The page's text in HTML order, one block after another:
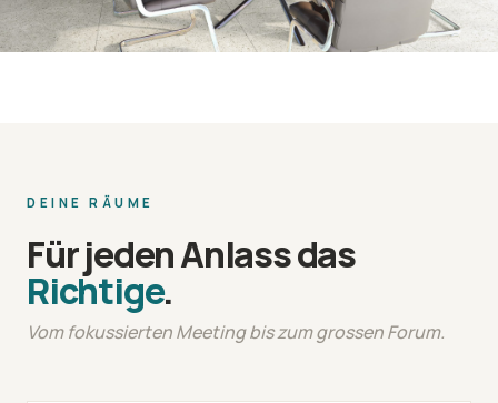
DEINE RÄUME
Für jeden Anlass das
Richtige.
Vom fokussierten Meeting bis zum grossen Forum.